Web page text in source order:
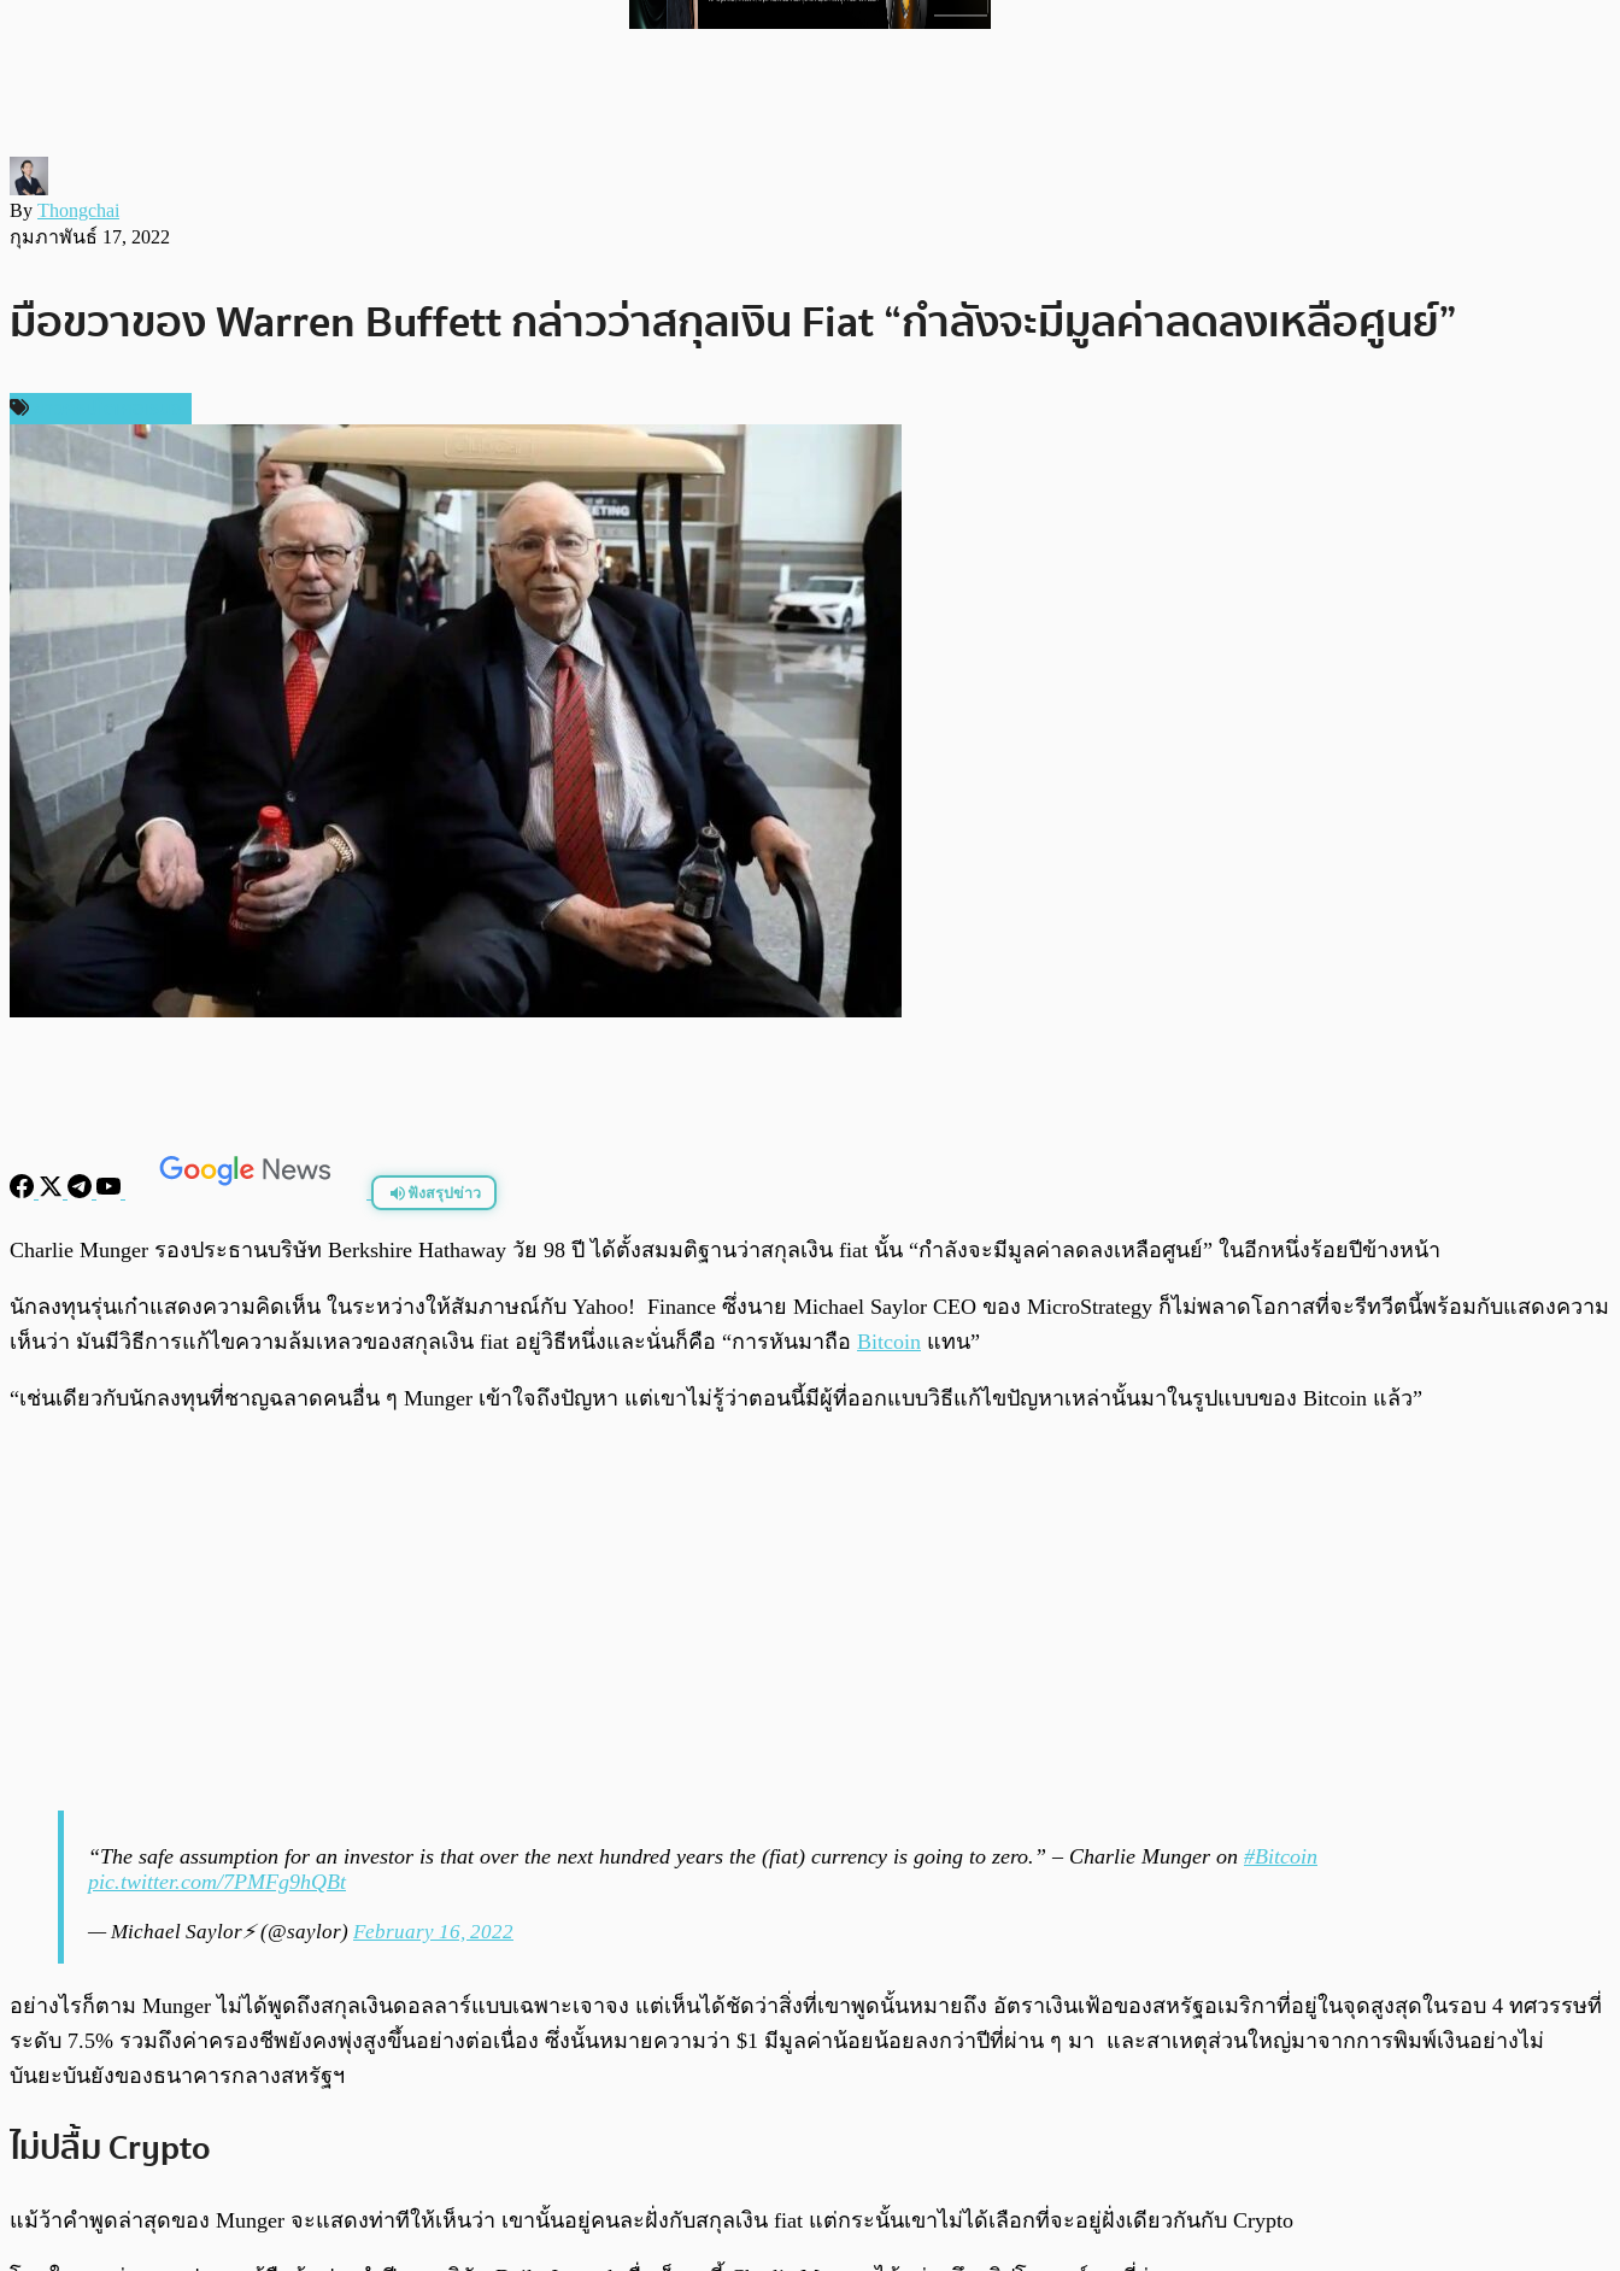
By Thongchai
กุมภาพันธ์ 17, 2022
มือขวาของ Warren Buffett กล่าวว่าสกุลเงิน Fiat “กำลังจะมีมูลค่าลดลงเหลือศูนย์”
ฟังสรุปข่าว
พร้อมเล่น
Charlie Munger รองประธานบริษัท Berkshire Hathaway วัย 98 ปี ได้ตั้งสมมติฐานว่าสกุลเงิน fiat นั้น “กำลังจะมีมูลค่าลดลงเหลือศูนย์” ในอีกหนึ่งร้อยปีข้างหน้า
นักลงทุนรุ่นเก๋าแสดงความคิดเห็น ในระหว่างให้สัมภาษณ์กับ Yahoo! Finance ซึ่งนาย Michael Saylor CEO ของ MicroStrategy ก็ไม่พลาดโอกาสที่จะรีทวีตนี้พร้อมกับแสดงความ
เห็นว่า มันมีวิธีการแก้ไขความล้มเหลวของสกุลเงิน fiat อยู่วิธีหนึ่งและนั่นก็คือ “การหันมาถือ Bitcoin แทน”
“เช่นเดียวกับนักลงทุนที่ชาญฉลาดคนอื่น ๆ Munger เข้าใจถึงปัญหา แต่เขาไม่รู้ว่าตอนนี้มีผู้ที่ออกแบบวิธีแก้ไขปัญหาเหล่านั้นมาในรูปแบบของ Bitcoin แล้ว”
“The safe assumption for an investor is that over the next hundred years the (fiat) currency is going to zero.” – Charlie Munger on #Bitcoin
pic.twitter.com/7PMFg9hQBt
— Michael Saylor⚡️ (@saylor) February 16, 2022
อย่างไรก็ตาม Munger ไม่ได้พูดถึงสกุลเงินดอลลาร์แบบเฉพาะเจาจง แต่เห็นได้ชัดว่าสิ่งที่เขาพูดนั้นหมายถึง อัตราเงินเฟ้อของสหรัฐอเมริกาที่อยู่ในจุดสูงสุดในรอบ 4 ทศวรรษที่
ระดับ 7.5% รวมถึงค่าครองชีพยังคงพุ่งสูงขึ้นอย่างต่อเนื่อง ซึ่งนั้นหมายความว่า $1 มีมูลค่าน้อยน้อยลงกว่าปีที่ผ่าน ๆ มา และสาเหตุส่วนใหญ่มาจากการพิมพ์เงินอย่างไม่
บันยะบันยังของธนาคารกลางสหรัฐฯ
ไม่ปลื้ม Crypto
แม้ว้าคำพูดล่าสุดของ Munger จะแสดงท่าทีให้เห็นว่า เขานั้นอยู่คนละฝั่งกับสกุลเงิน fiat แต่กระนั้นเขาไม่ได้เลือกที่จะอยู่ฝั่งเดียวกันกับ Crypto